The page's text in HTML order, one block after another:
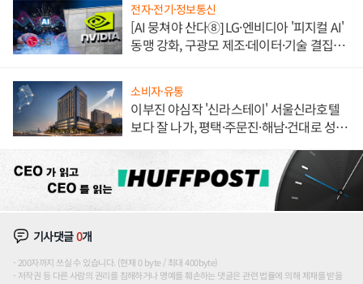
전자·전기·정보통신
[AI 뭉쳐야 산다⑧] LG·엔비디아 '피지컬 AI'
동맹 강화, 구광모 제조·데이터·기술 결집
소비자·유통
이부진 야심작 '신라스테이' 서울신라호텔
보다 잘 나가, 평택·주문진·해남·건대로 성
기사댓글0개
200자까지 쓰실 수 있습니다. (현재 0 byte / 최대 400byte)
저작권 등 다른 사람의 권리를 침해하거나 명예를 훼손하는 댓글은 관련 법률에 의해 제재를 받을